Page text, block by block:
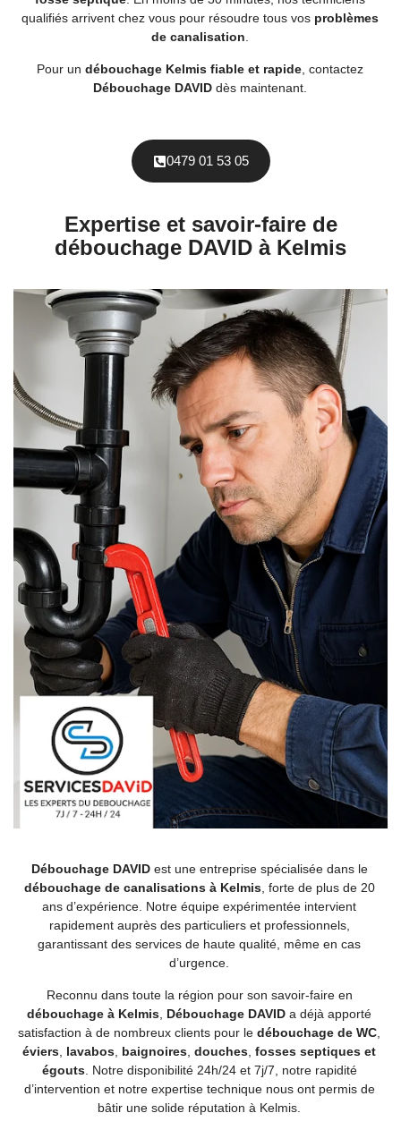
qualifiés arrivent chez vous pour résoudre tous vos problèmes
de canalisation.
Pour un débouchage Kelmis fiable et rapide, contactez
Débouchage DAVIDdès maintenant.
0479 01 53 05
Expertise et savoir-faire de
débouchage DAVID à Kelmis
Débouchage DAVIDest une entreprise spécialisée dans le
débouchage de canalisations à Kelmis, forte de plus de 20
ans d’expérience. Notre équipe expérimentée intervient
rapidement auprès des particuliers et professionnels,
garantissant des services de haute qualité, même en cas
d’urgence.
Reconnu dans toute la région pour son savoir-faire en
débouchage à Kelmis, Débouchage DAVID a déjà apporté
satisfaction à de nombreux clients pour le débouchage de WC,
éviers, lavabos, baignoires, douches, fosses septiques et
égouts. Notre disponibilité 24h/24 et 7j/7, notre rapidité
d’intervention et notre expertise technique nous ont permis de
bâtir une solide réputation à Kelmis.